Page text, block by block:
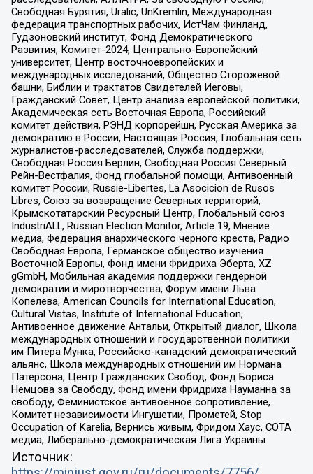
Свободная Бурятия, Uralic, UnKremlin, Международная
федерация транспортных рабочих, ИстЧам Финланд,
Гудзоновский институт, Фонд Демократического
Развития, Комитет-2024, Центрально-Европейский
университет, Центр восточноевропейских и
международных исследований, Общество Сторожевой
башни, Библии и трактатов Свидетелей Иеговы,
Гражданский Совет, Центр анализа европейской политики,
Академическая сеть Восточная Европа, Российский
комитет действия, РЭНД корпорейшн, Русская Америка за
демократию в России, Настоящая Россия, Глобальная сеть
журналистов-расследователей, Служба поддержки,
Свободная Россия Берлин, Свободная Россия Северный
Рейн-Вестфалия, Фонд глобальной помощи, Антивоенный
комитет России, Russie-Libertes, La Asocicion de Rusos
Libres, Союз за возвращение Северных территорий,
Крымскотатарский Ресурсный Центр, Глобальный союз
IndustriALL, Russian Election Monitor, Article 19, Мнение
медиа, Федерация анархического черного креста, Радио
Свободная Европа, Германское общество изучения
Восточной Европы, Фонд имени Фридриха Эберта, XZ
gGmbH, Мобильная академия поддержки гендерной
демократии и миротворчества, Форум имени Льва
Копелева, American Councils for International Education,
Cultural Vistas, Institute of International Education,
Антивоенное движение Антальи, Открытый диалог, Школа
международных отношений и государственной политики
им Питера Мунка, Российско-канадский демократический
альянс, Школа международных отношений им Нормана
Патерсона, Центр Гражданских Свобод, Фонд Бориса
Немцова за Свободу, Фонд имени Фридриха Науманна за
свободу, Феминистское антивоенное сопротивление,
Комитет независимости Ингушетии, Прометей, Stop
Occupation of Karelia, Вернись живым, Фридом Хаус, СОТА
медиа, Либерально-демократическая Лига Украины
Источник: